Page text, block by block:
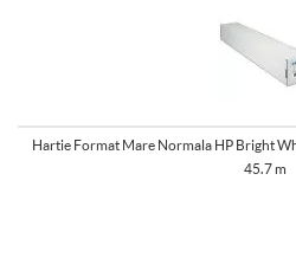
Hartie Format Mare Normala HP Bright
45.7 m